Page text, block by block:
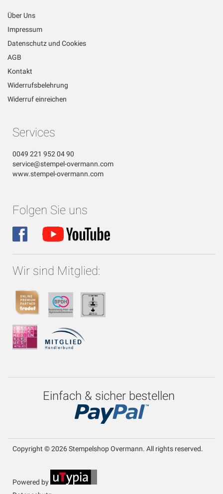
Über Uns
Impressum
Datenschutz und Cookies
AGB
Kontakt
Widerrufsbelehrung
Widerruf einreichen
Services
0049 221 952 04 90
service@stempel-overmann.com
www.stempel-overmann.com
Folgen Sie uns
Wir sind Mitglied:
Einfach & sicher bestellen
Copyright © 2026 Stempelshop Overmann. All rights reserved.
Powered by